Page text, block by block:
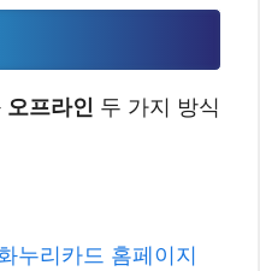
오프라인 두 가지 방식
누리카드 홈페이지